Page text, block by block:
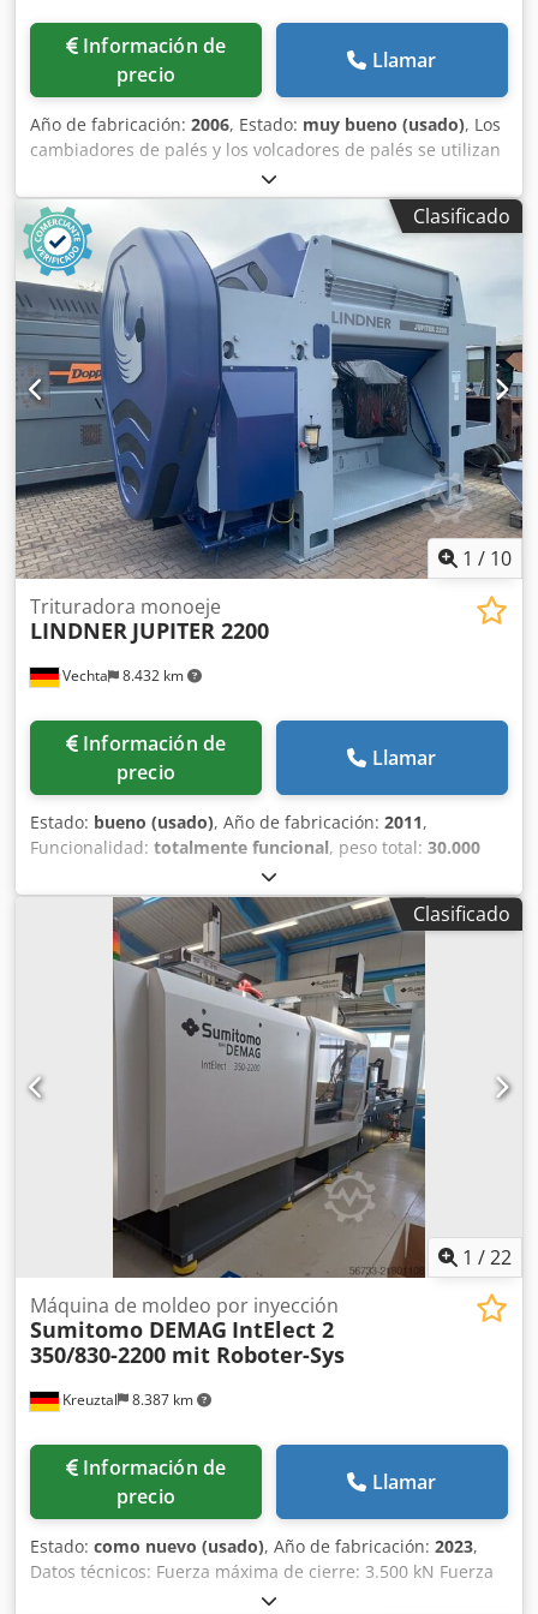
Información de
precio
Llamar
Año de fabricación: 2006, Estado: muy bueno (usado), Los
cambiadores de palés y los volcadores de palés se utilizan
para transferir mercancías que se encuentran sobre palés.
Se pueden transferir mercancías de palés de madera a
palés de plástico, de palés europeos a palés Chep, o de
palés europeos a palés de Düsseldorf. Se pueden
transferir todo tipo de cargas, por ejemplo, sacos, big
bags, cajas de cartón, botellas, etc. Capacidad: 1500 kg
Apertura máxima: 2200 mm Apertura mínima: 820 mm
Plataforma: 1200 x 1200 mm Potencia: 400 V, trifásica – 5,5
kW Codpfshkzuisx Ah Djrf Movimiento de giro: hidráulico
Control: mediante pulsadores Ritmo: 20 palés/hora Carga y
descarga a nivel del suelo mediante transpaleta.
Clasificado
1 / 10
Vechta 8.432 km
Trituradora monoeje
LINDNER JUPITER 2200
Información de
precio
Llamar
Estado: bueno (usado), Año de fabricación: 2011,
Funcionalidad: totalmente funcional, peso total: 30.000
250 kW (339,91 CV)
V, Trituradora estacionaria LINDNER Jupiter 2200. Crjdpfx
Aeuv Htujh Dsf Accionamiento eléctrico: 250 kW Incluye
armario de distribución y unidad hidráulica.
Clasificado
1 /22
Kreuztal 8.387 km
Máquina de moldeo por inyección
Sumitomo DEMAG IntElect 2
350/830-2200 mit Roboter-Sys
Información de
precio
Llamar
Estado: como nuevo (usado), Año de fabricación: 2023,
Datos técnicos: Fuerza máxima de cierre: 3.500 kN Fuerza
máxima de sujeción: 3.850 kN Recorrido de apertura: 725